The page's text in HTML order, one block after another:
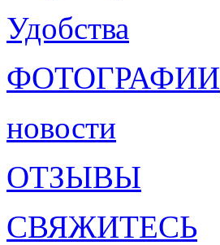
Удобства
ФОТОГРАФИИ
новости
ОТЗЫВЫ
СВЯЖИТЕСЬ